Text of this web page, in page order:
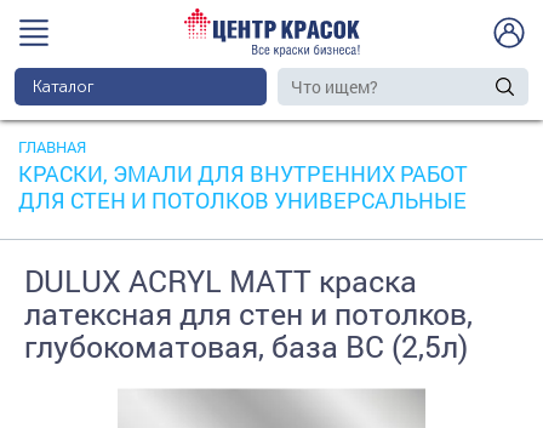
Каталог
ГЛАВНАЯ
КРАСКИ, ЭМАЛИ ДЛЯ ВНУТРЕННИХ РАБОТ
ДЛЯ СТЕН И ПОТОЛКОВ УНИВЕРСАЛЬНЫЕ
DULUX ACRYL MATT краска
латексная для стен и потолков,
глубокоматовая, база BC (2,5л)